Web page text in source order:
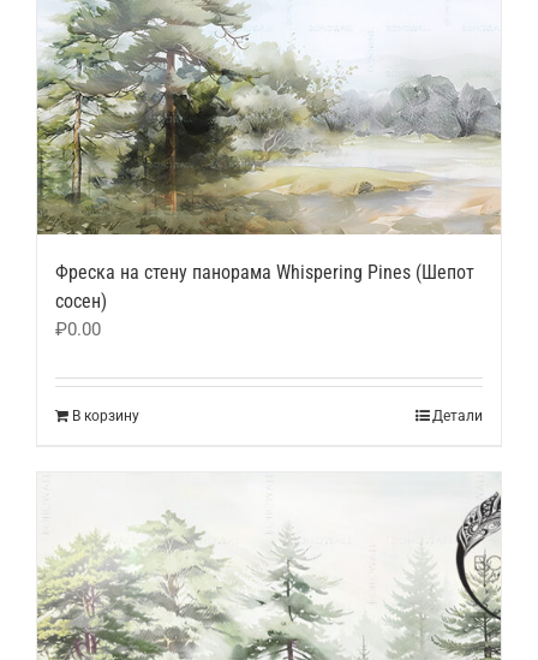
Фреска на стену панорама Whispering Pines (Шепот
сосен)
₽0.00
В корзину Детали